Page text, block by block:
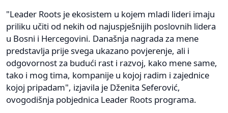
"Leader Roots je ekosistem u kojem mladi lideri imaju
priliku učiti od nekih od najuspješnijih poslovnih lidera
u Bosni i Hercegovini. Današnja nagrada za mene
predstavlja prije svega ukazano povjerenje, ali i
odgovornost za budući rast i razvoj, kako mene same,
tako i mog tima, kompanije u kojoj radim i zajednice
kojoj pripadam", izjavila je Dženita Seferović,
ovogodišnja pobjednica Leader Roots programa.